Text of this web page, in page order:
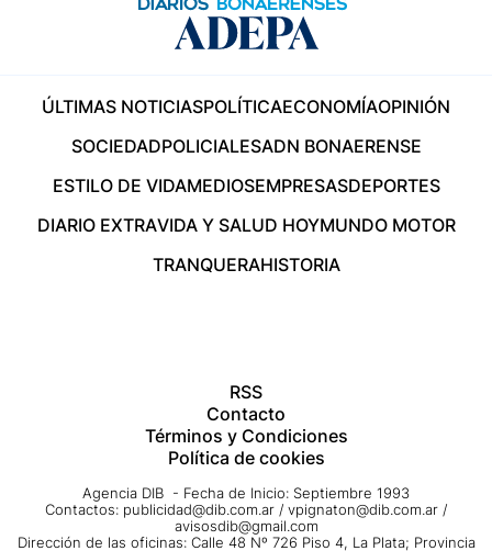
ÚLTIMAS NOTICIASPOLÍTICAECONOMÍAOPINIÓN
SOCIEDADPOLICIALESADN BONAERENSE
ESTILO DE VIDAMEDIOSEMPRESASDEPORTES
DIARIO EXTRAVIDA Y SALUD HOYMUNDO MOTOR
TRANQUERAHISTORIA
RSS
Contacto
Términos y Condiciones
Política de cookies
Agencia DIB - Fecha de Inicio: Septiembre 1993
Contactos: publicidad@dib.com.ar / vpignaton@dib.com.ar /
avisosdib@gmail.com
Dirección de las oficinas: Calle 48 Nº 726 Piso 4, La Plata; Provincia